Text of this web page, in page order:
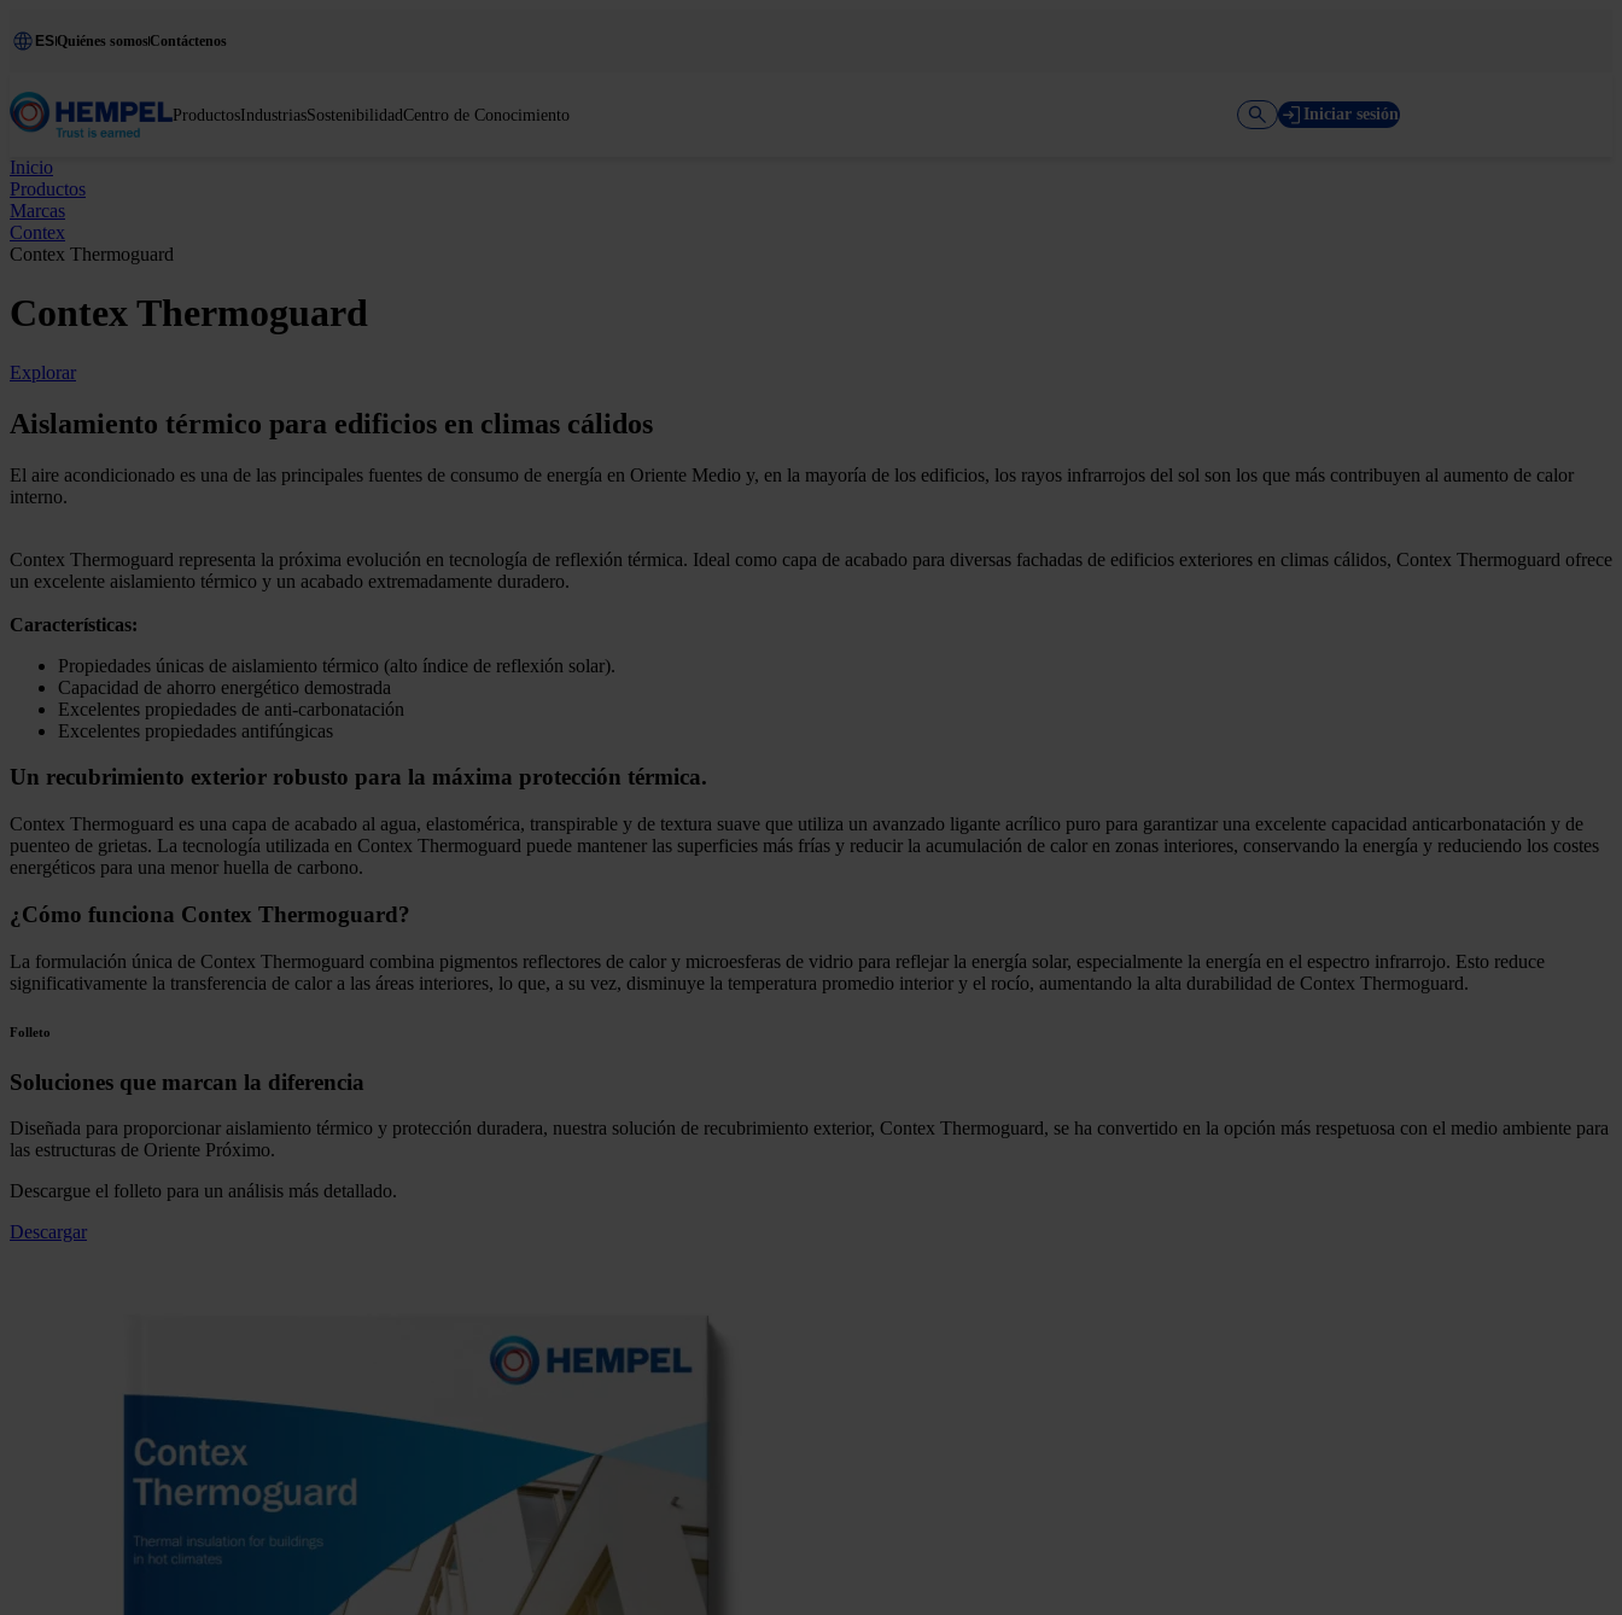
ESQuiénes somosContáctenos
ProductosIndustriasSostenibilidadCentro de Conocimiento Iniciar sesión
Inicio
Productos
Marcas
Contex
Contex Thermoguard
Contex Thermoguard
Explorar
Aislamiento térmico para edificios en climas cálidos
El aire acondicionado es una de las principales fuentes de consumo de energía en Oriente Medio y, en la mayoría de los edificios, los rayos infrarrojos del sol son los que más contribuyen al aumento de calor
interno.
Contex Thermoguard representa la próxima evolución en tecnología de reflexión térmica. Ideal como capa de acabado para diversas fachadas de edificios exteriores en climas cálidos, Contex Thermoguard ofrece
un excelente aislamiento térmico y un acabado extremadamente duradero.
Características:
Propiedades únicas de aislamiento térmico (alto índice de reflexión solar).
Capacidad de ahorro energético demostrada
Excelentes propiedades de anti-carbonatación
Excelentes propiedades antifúngicas
Un recubrimiento exterior robusto para la máxima protección térmica.
Contex Thermoguard es una capa de acabado al agua, elastomérica, transpirable y de textura suave que utiliza un avanzado ligante acrílico puro para garantizar una excelente capacidad anticarbonatación y de
puenteo de grietas. La tecnología utilizada en Contex Thermoguard puede mantener las superficies más frías y reducir la acumulación de calor en zonas interiores, conservando la energía y reduciendo los costes
energéticos para una menor huella de carbono.
¿Cómo funciona Contex Thermoguard?
La formulación única de Contex Thermoguard combina pigmentos reflectores de calor y microesferas de vidrio para reflejar la energía solar, especialmente la energía en el espectro infrarrojo. Esto reduce
significativamente la transferencia de calor a las áreas interiores, lo que, a su vez, disminuye la temperatura promedio interior y el rocío, aumentando la alta durabilidad de Contex Thermoguard.
Folleto
Soluciones que marcan la diferencia
Diseñada para proporcionar aislamiento térmico y protección duradera, nuestra solución de recubrimiento exterior, Contex Thermoguard, se ha convertido en la opción más respetuosa con el medio ambiente para
las estructuras de Oriente Próximo.
Descargue el folleto para un análisis más detallado.
Descargar